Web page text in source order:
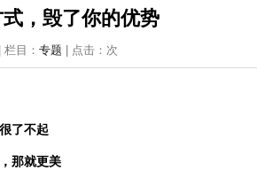
，毁了你的优势
目： 专题 | 点击： 次
了不起
那就更美